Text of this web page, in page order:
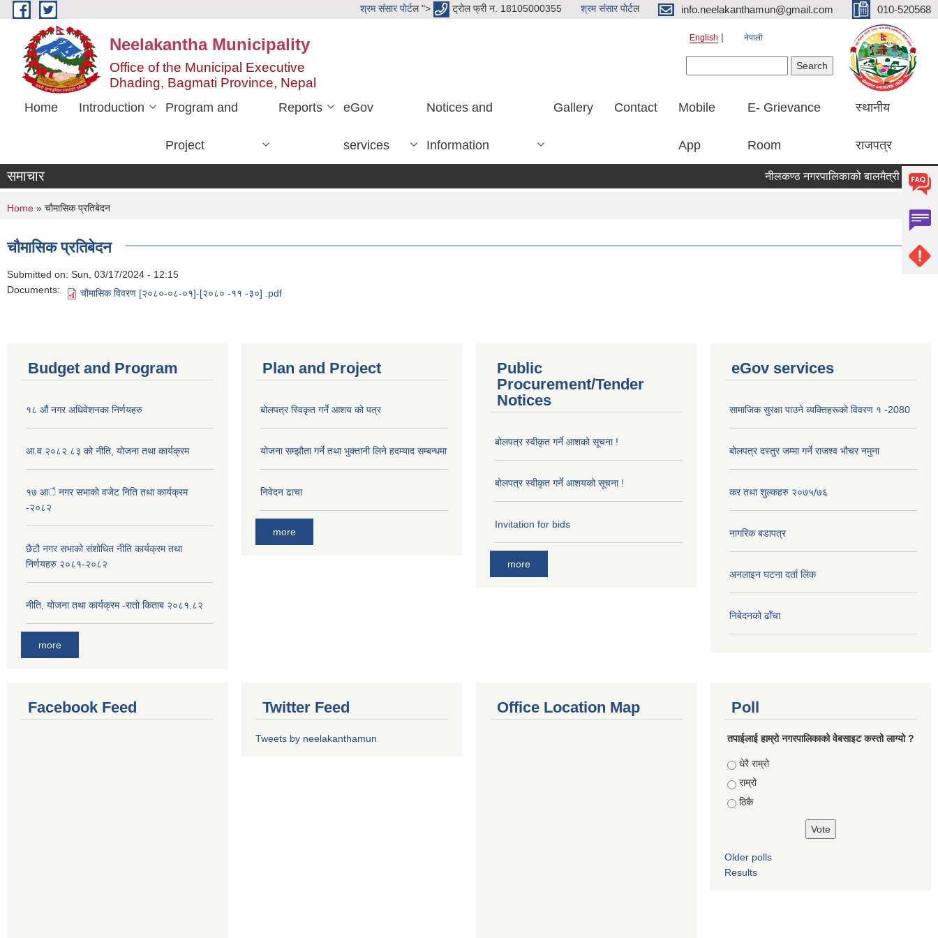
Skip to main content श्रम संसार पाेर्टल "> ट्रोल फ्री न. 18105000355 श्रम संसार पाेर्टल info.neelakanthamun@gmail.com 010-520568
Neelakantha Municipality
Office of the Municipal Executive
Dhading, Bagmati Province, Nepal
English नेपाली
Home Introduction Program and
Project
Reports eGov
services
Notices and
Information
Gallery Contact Mobile
App
E- Grievance
Room
स्थानीय
राजपत्र
समाचार नीलकण्ठ नगरपालिकाको बालमैत्री स्थानीय
You are here
Home » चौमासिक प्रतिबेदन
चौमासिक प्रतिबेदन
Submitted on: Sun, 03/17/2024 - 12:15
Documents:
चौमासिक विवरण [२०८०-०८-०१]-[२०८० -११ -३०] .pdf
Budget and Program
१८ औं नगर अधिवेशनका निर्णयहरु
आ.व.२०८२.८३ को नीति, योजना तथा कार्यक्रम
१७ आै नगर सभाकाे वजेट निति तथा कार्यक्रम
-२०८२
छैटौ नगर सभाको संशोधित नीति कार्यक्रम तथा
निर्णयहरु २०८१-२०८२
नीति, योजना तथा कार्यक्रम -रातो किताब २०८१.८२
more
Plan and Project
बोलपत्र स्विकृत गर्ने आशय को पत्र
योजना सम्झौता गर्ने तथा भुक्तानी लिने हदम्याद सम्बन्धमा
निवेदन ढाचा
more
Public
Procurement/Tender
Notices
बोलपत्र स्वीकृत गर्ने आशको सूचना !
बोलपत्र स्वीकृत गर्ने आशयको सूचना !
Invitation for bids
more
eGov services
सामाजिक सुरक्षा पाउने व्यक्तिहरूको विवरण १ -2080
बोलपत्र दस्तुर जम्मा गर्ने राजश्व भौचर नमुना
कर तथा शुल्कहरु २०७५/७६
नागरिक बडापत्र
अनलाइन घटना दर्ता लिंक
निबेदनको ढाँचा
Facebook Feed Twitter Feed
Tweets by neelakanthamun
Office Location Map Poll
तपाईलाई हाम्रो नगरपालिकाको वेबसाइट कस्तो लाग्यो ?
Choices
धेरै राम्रो
राम्रो
ठिकै
Older polls
Results